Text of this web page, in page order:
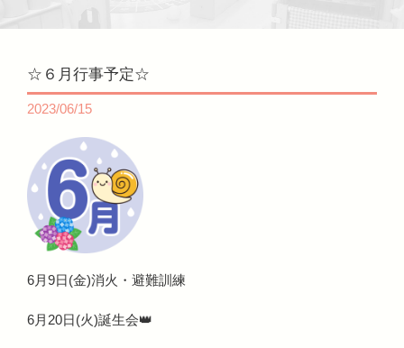
☆６月行事予定☆
2023/06/15
6月9日(金)消火・避難訓練
6月20日(火)誕生会👑